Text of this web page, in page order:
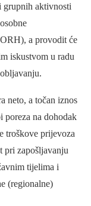
grupnih aktivnosti
a provodit će
iskustvom u radu
neto, a točan iznos
poreza na dohodak
troškove prijevoza
pri zapošljavanju
tijelima i
(regionalne)